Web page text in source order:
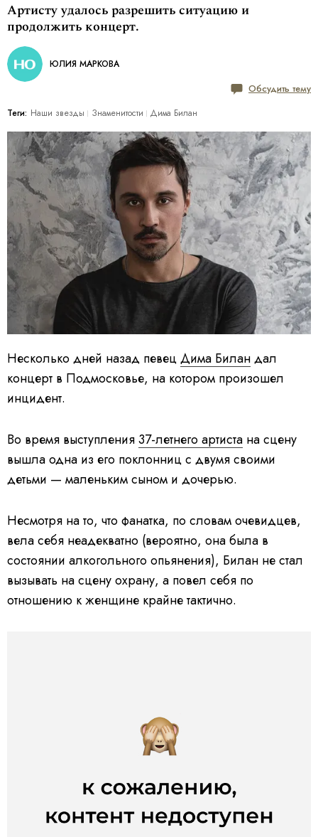
Артисту удалось разрешить ситуацию и
продолжить концерт.
ЮЛИЯ МАРКОВА
Обсудить тему
Теги: Наши звезды Знаменитости Дима Билан
Несколько дней назад певецДима Биландал
концерт в Подмосковье, на котором произошел
инцидент.
Во время выступления37-летнего артиста на сцену
вышла одна из его поклонниц с двумя своими
детьми — маленьким сыном и дочерью.
Несмотря на то, что фанатка, по словам очевидцев,
вела себя неадекватно (вероятно, она была в
состоянии алкогольного опьянения), Билан не стал
вызывать на сцену охрану, а повел себя по
отношению к женщине крайне тактично.